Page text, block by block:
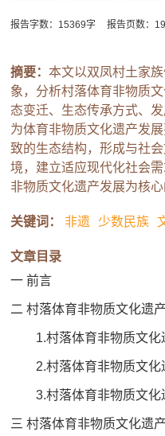
报告字数：15369字 报告页数：
摘要：本文以双凤村土家
象，分析村落体育非物质
态变迁、生态传承方式、
为体育非物质文化遗产发
致的生态结构，形成与社
境，建立适应现代化社会
非物质文化遗产发展为核心
关键词： 非遗 少数民族
文章目录
一 前言
二 村落体育非物质文化遗
1.村落体育非物质文化
2.村落体育非物质文化
3.村落体育非物质文化
三 村落体育非物质文化遗